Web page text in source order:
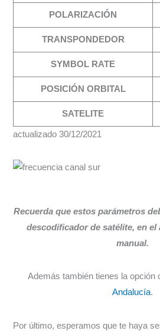
POLARIZACIÓN
TRANSPONDEDOR
SYMBOL RATE
POSICIÓN ORBITAL
SATELITE
actualizado 30/12/2021
Recuerda que estos parámetros
descodificador de satélite, en el
manual.
Además también tienes la opción
Andalucía.
Por último, esperamos que te haya